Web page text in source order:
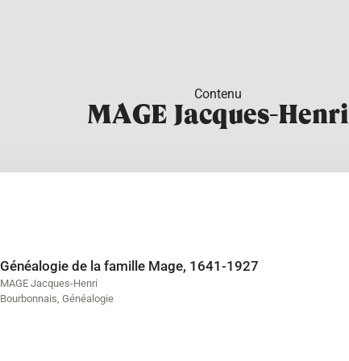
Contenu
MAGE Jacques-Henri
Généalogie de la famille Mage, 1641-1927
MAGE Jacques-Henri
Bourbonnais, Généalogie